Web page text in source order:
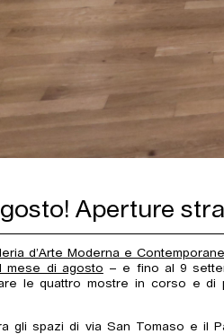
Aperture
d’Arte Moderna e
mese di agosto – e fino al 9
le quattro mostre in corso e di
gli spazi di via San Tomaso e il